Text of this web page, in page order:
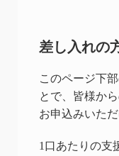
差し入れの
このページ下
とで、皆様か
お申込みいただ
1口あたりの支